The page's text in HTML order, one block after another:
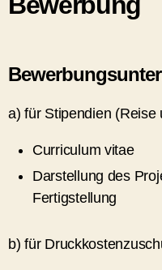
a) für Stipendien (Reise
Curriculum vitae
Darstellung des
Fertigstellung
b) für